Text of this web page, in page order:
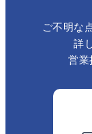
ご不明な
詳
営業